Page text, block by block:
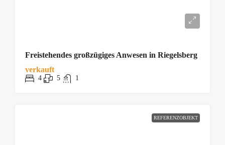
Freistehendes großzügiges Anwesen in Riegelsberg
verkauft
4 5 1
REFERENZOBJEKT